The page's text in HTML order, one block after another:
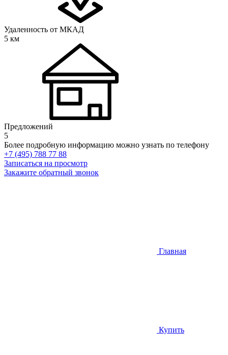
Удаленность от МКАД
5 км
Предложений
5
Более подробную информацию можно узнать по телефону
+7 (495) 788 77 88
Записаться на просмотр
Закажите обратный звонок
Главная
Купить